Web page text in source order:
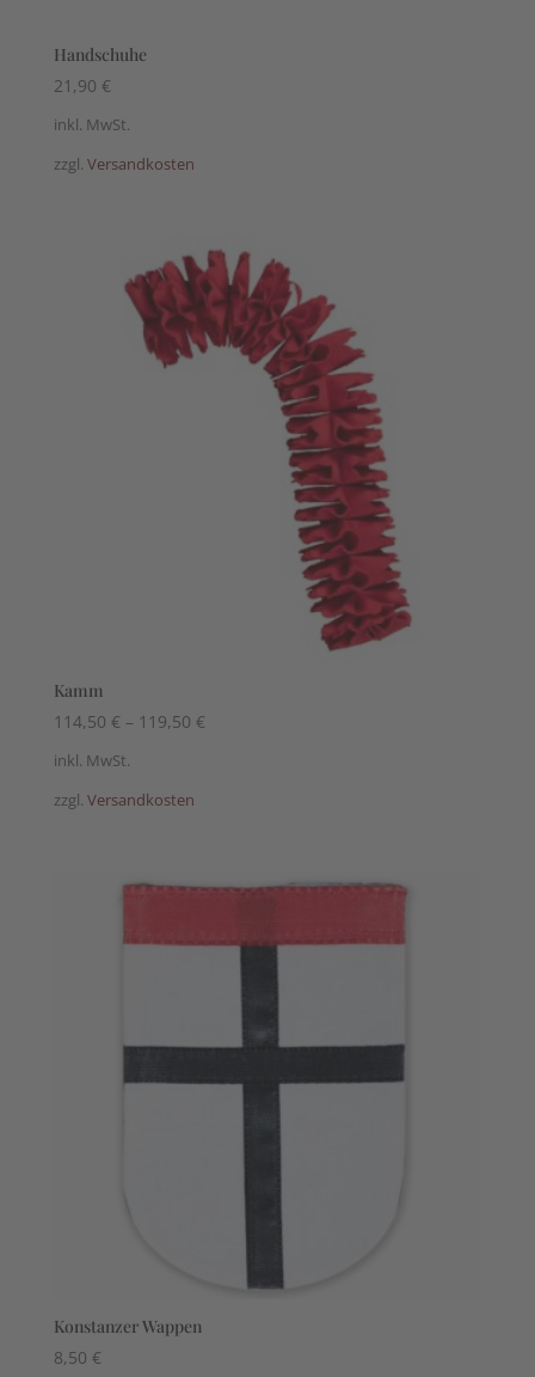
Handschuhe
21,90 €
inkl. MwSt.
zzgl. Versandkosten
Kamm
114,50 € – 119,50 €
inkl. MwSt.
zzgl. Versandkosten
Konstanzer Wappen
8,50 €